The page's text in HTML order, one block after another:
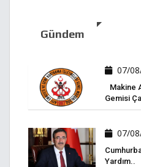
Gündem
07/
Makine
Gemisi
07/
Yardım..